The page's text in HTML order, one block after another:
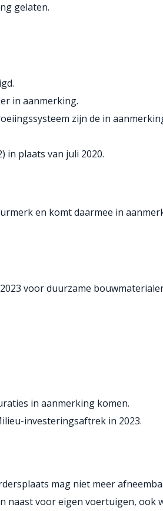
gelaten.
in aanmerking.
zijn de in
in plaats van juli 2020.
en komt daarmee in
voor duurzame
in aanmerking komen.
investeringsaftrek in 2023.
mag niet meer
naast voor eigen voertuigen,